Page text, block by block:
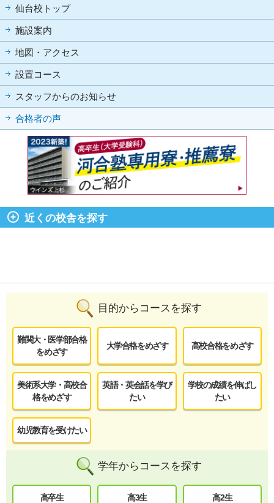
仙台校トップ
施設案内
地図・アクセス
設置コース
スタッフからのお知らせ
合格者の声
近くの校舎を探す
目的からコースを探す
難関大・医学部合格
をめざす
大学合格をめざす 高校合格をめざす
美術系大学・高校合
格をめざす
英語・英会話を学び
たい
学校の成績を伸ばし
たい
幼児教育を受けたい
学年からコースを探す
高卒生 高3生 高2生